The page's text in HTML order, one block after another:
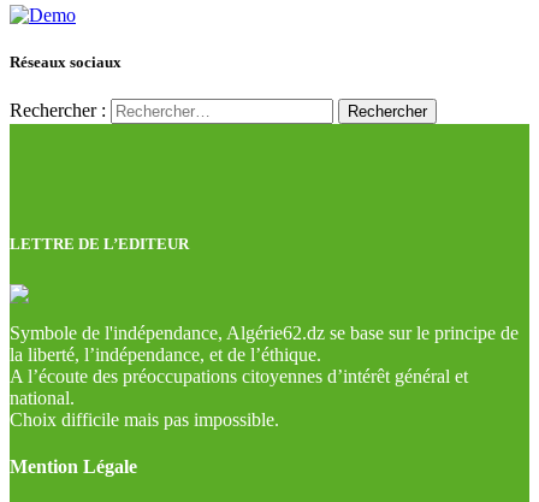
Réseaux sociaux
Rechercher :
LETTRE DE L’EDITEUR
Symbole de l'indépendance, Algérie62.dz se base sur le principe de
la liberté, l’indépendance, et de l’éthique.
A l’écoute des préoccupations citoyennes d’intérêt général et
national.
Choix difficile mais pas impossible.
Mention Légale